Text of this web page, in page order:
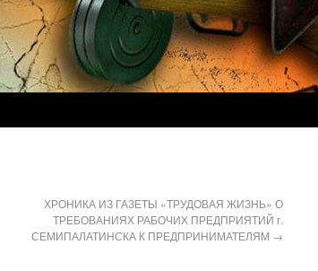
ХРОНИКА ИЗ ГАЗЕТЫ «ТРУДОВАЯ ЖИЗНЬ» О
ТРЕБОВАНИЯХ РАБОЧИХ ПРЕДПРИЯТИЙ г.
СЕМИПАЛАТИНСКА К ПРЕДПРИНИМАТЕЛЯМ →